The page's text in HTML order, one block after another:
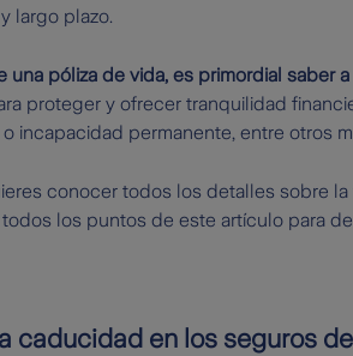
largo plazo.
una póliza de vida, es primordial saber
proteger y ofrecer tranquilidad
incapacidad permanente, entre otros
conocer todos los detalles sobre la
los puntos de este artículo para
caducidad en los seguros